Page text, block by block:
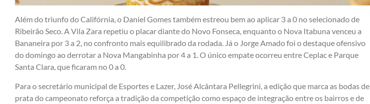
Além do triunfo do Califórnia, o Daniel Gomes também estreou bem ao aplicar 3 a 0 no selecionado de
Ribeirão Seco. A Vila Zara repetiu o placar diante do Novo Fonseca, enquanto o Nova Itabuna venceu a
Bananeira por 3 a 2, no confronto mais equilibrado da rodada. Já o Jorge Amado foi o destaque ofensivo
do domingo ao derrotar a Nova Mangabinha por 4 a 1. O único empate ocorreu entre Ceplac e Parque
Santa Clara, que ficaram no 0 a 0.
Para o secretário municipal de Esportes e Lazer, José Alcântara Pellegrini, a edição que marca as bodas de
prata do campeonato reforça a tradição da competição como espaço de integração entre os bairros e de